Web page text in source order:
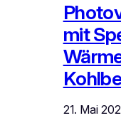
mit
21. Mai